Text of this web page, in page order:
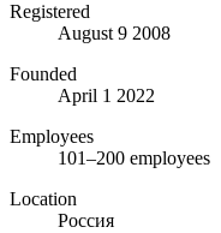
Registered
August 9 2008
Founded
April 1 2022
Employees
101–200 employees
Location
Россия